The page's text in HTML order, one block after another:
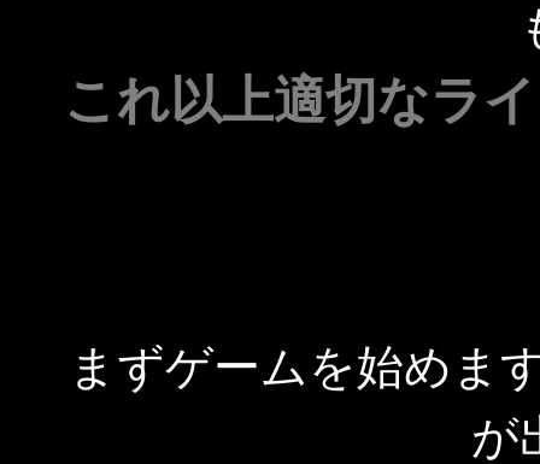
これ以上適切なラ
まずゲームを始めま
が